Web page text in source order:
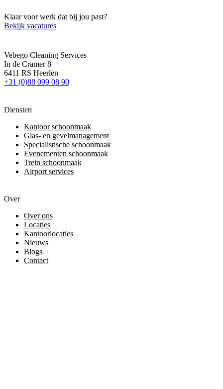
Klaar voor werk dat bij jou past?
Bekijk vacatures
Vebego Cleaning Services
In de Cramer 8
6411 RS Heerlen
+31 (0)88 099 08 90
Diensten
Kantoor schoonmaak
Glas- en gevelmanagement
Specialistische schoonmaak
Evenementen schoonmaak
Trein schoonmaak
Airport services
Over
Over ons
Locaties
Kantoorlocaties
Nieuws
Blogs
Contact